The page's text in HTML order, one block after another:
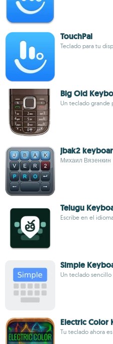
TouchPal
Teclado para tu
Big Old
Un teclado grande
jbak2
Михаил Вязенкин
Telugu
Escribe en el
Simple
Un teclado sencillo
Electric Color
Tu teclado ahora